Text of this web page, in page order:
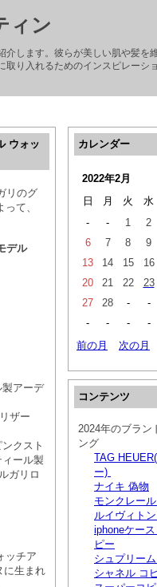
ィン
します。彼らが美しい肌や髪を
り入れるためのインスピレーシ
ウォッ
リのグ
て、
デル
アーデ
ザー
クスト
ール製
ガリロ
ッチア
に生まれ
カレンダー
2022年2月
日
月 火 水
-
- 1 2
6
7 8 9
13
14 15 16
20
21 22 23
27
28 - -
-
- - -
前の月
次の月
コンテンツ
2024年のブラン
ング
TAG
ー)
ナイキ 偽物
モンクレー
ルイヴィト
iphoneケー
ピー
シュプリー
シャネル コ